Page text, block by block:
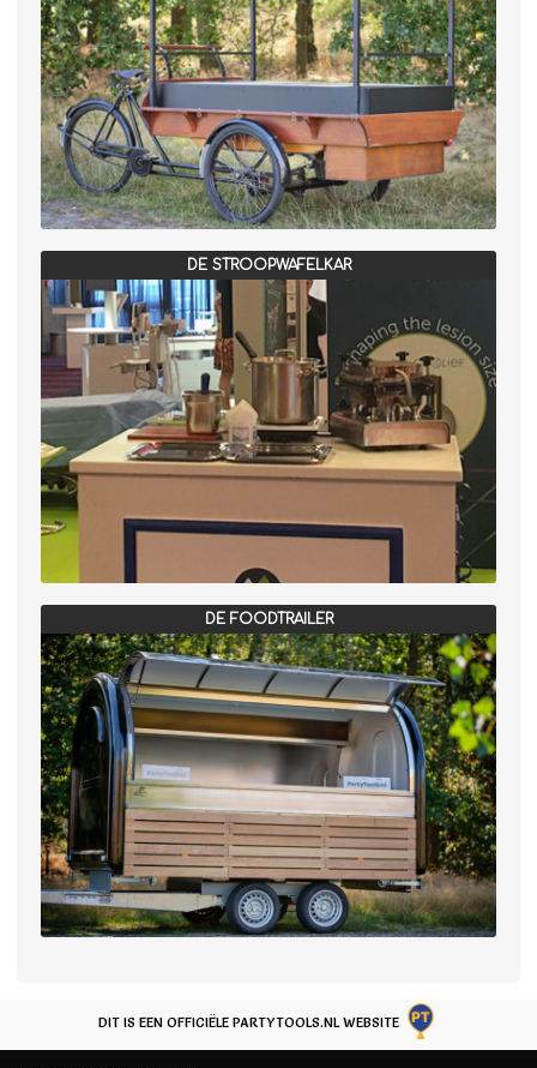
DE STROOPWAFELKAR
DE FOODTRAILER
DIT IS EEN OFFICIËLE PARTYTOOLS.NL WEBSITE